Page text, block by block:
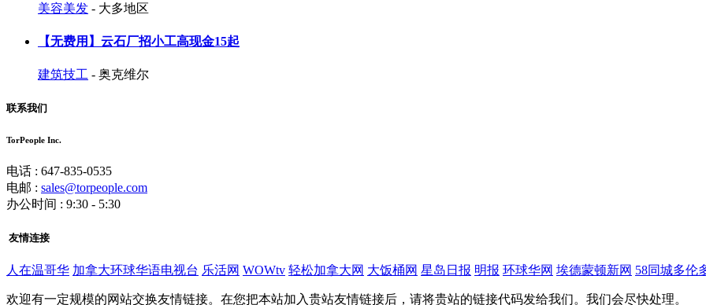
美容美发 - 大多地区
【无费用】云石厂招小工高现金15起
建筑技工 - 奥克维尔
联系我们
TorPeople Inc.
电话 : 647-835-0535
电邮 : sales@torpeople.com
办公时间 : 9:30 - 5:30
友情连接
人在温哥华 加拿大环球华语电视台 乐活网 WOWtv 轻松加拿大网 大饭桶网 星岛日报 明报 环球华网 埃德蒙顿新网 58同城多伦
欢迎有一定规模的网站交换友情链接。在您把本站加入贵站友情链接后，请将贵站的链接代码发给我们。我们会尽快处理。